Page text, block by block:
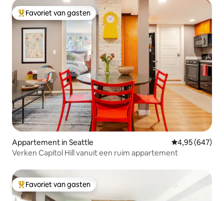
Topfavoriet van gasten
Favoriet van gasten
Appartement in Seattle Gemiddelde
4,95 (647)
Verken Capitol Hill vanuit een ruim appartement
Topfavoriet van gasten
Favoriet van gasten